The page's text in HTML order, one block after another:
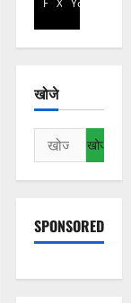
खोजे
निम्न
को
खोजें:
SPONSORED